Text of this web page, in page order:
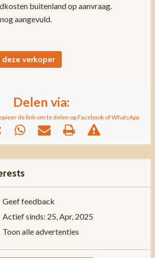
buitenland op aanvraag.
aangevuld.
deze verkoper
Delen via:
de link om te delen op Facebook of WhatsApp
Geef feedback
Actief sinds: 25, Apr, 2025
Toon alle advertenties